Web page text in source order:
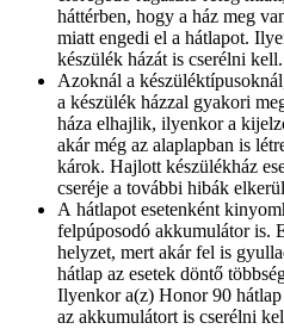
háttérben, hogy a ház meg
miatt engedi el a hátlapot.
készülék házát is cserélni kell.
Azoknál a
a készülék házzal gyakori
háza elhajlik, ilyenkor a
akár még az alaplapban is
károk. Hajlott készülékház
cseréje a további hibák
A hátlapot esetenként
felpúposodó akkumulátor is.
helyzet, mert akár fel is
hátlap az esetek döntő
Ilyenkor a(z) Honor 90
az akkumulátort is cserélni